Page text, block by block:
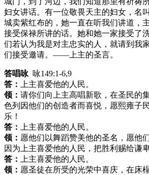
妇女讲话。有一位敬畏天主的妇女，名
城卖紫红布的，她一直在听我们讲道，
接受保禄所讲的话。她和她一家接受了
们若认为我是对主忠实的人，就请到我
们接受邀请。——上主的圣言。
答唱咏 咏149:1-6,9
答：
上主喜爱他的人民。
领： 请你们向上主高唱新歌，在圣民的
色列因他们的创造者而喜悦，愿熙雍子
乐！
答：
上主喜爱他的人民。
领： 愿他们以舞蹈赞美他的圣名，愿他
因为上主喜爱他的人民，把胜利赐给谦卑
答：
上主喜爱他的人民。
领： 愿圣徒在所受的光荣中喜庆，在床